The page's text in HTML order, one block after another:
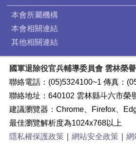
本會所屬機構
本會相關連結
其他相關連結
國軍退除役官兵輔導委員會 雲林榮
聯絡電話：(05)5324100~1 傳真：
聯絡地址：640102 雲林縣斗六市榮
建議瀏覽器：Chrome、Firefox、
最佳瀏覽解析度為1024x768以上
隱私權保護政策｜ 網站安全政策｜ 網